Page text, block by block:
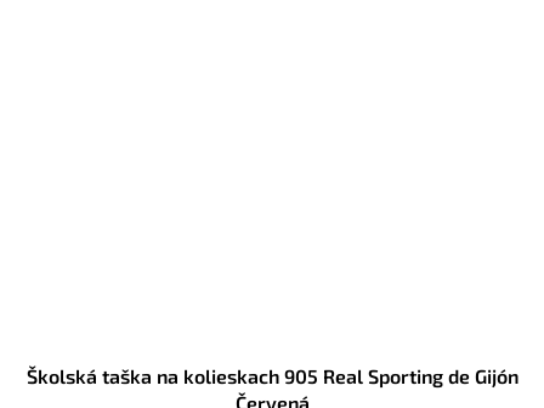
Školská taška na kolieskach 905 Real Sporting de Gijón
Červená